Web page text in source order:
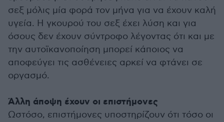
σεξ μόλις μία φορά τον μήνα για να έχουν καλή
υγεία. Η γκουρού του σεξ έχει λύση και για
όσους δεν έχουν σύντροφο λέγοντας ότι και με
την αυτοϊκανοποίηση μπορεί κάποιος να
αποφεύγει τις ασθένειες αρκεί να φτάνει σε
οργασμό.
Άλλη άποψη έχουν οι επιστήμονες
Ωστόσο, επιστήμονες υποστηρίζουν ότι τόσο οι